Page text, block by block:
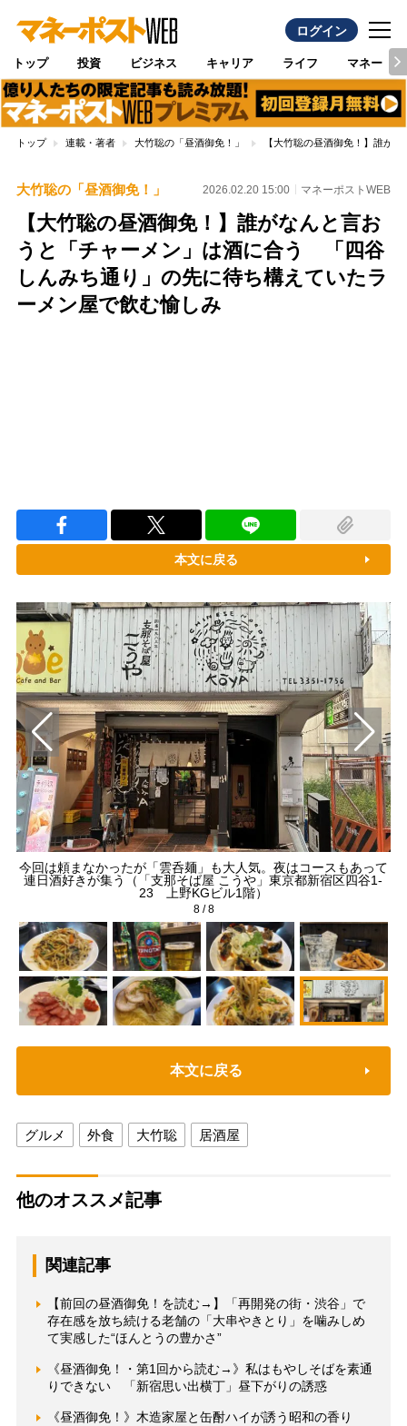
ログイン
トップ 投資 ビジネス キャリア ライフ マネー
トップ 連載・著者 大竹聡の「昼酒御免！」 【大竹聡の昼酒御免！】誰が
大竹聡の「昼酒御免！」 2026.02.20 15:00 マネーポストWEB
【大竹聡の昼酒御免！】誰がなんと言お
うと「チャーメン」は酒に合う 「四谷
しんみち通り」の先に待ち構えていたラ
ーメン屋で飲む愉しみ
本文に戻る
今回は頼まなかったが「雲呑麺」も大人気。夜はコースもあって
連日酒好きが集う（「支那そば屋 こうや」東京都新宿区四谷1-
23 上野KGビル1階）
8/8
本文に戻る
グルメ 外食 大竹聡 居酒屋
他のオススメ記事
関連記事
【前回の昼酒御免！を読む→】「再開発の街・渋谷」で
存在感を放ち続ける老舗の「大串やきとり」を噛みしめ
て実感した“ほんとうの豊かさ”
《昼酒御免！・第1回から読む→》私はもやしそばを素通
りできない 「新宿思い出横丁」昼下がりの誘惑
《昼酒御免！》木造家屋と缶酎ハイが誘う昭和の香り